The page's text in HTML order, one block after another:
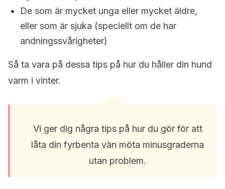
De som är mycket unga eller mycket äldre,
eller som är sjuka (speciellt om de har
andningssvårigheter)
Så ta vara på dessa tips på hur du håller din hund
varm i vinter.
Vi ger dig några tips på hur du gör för att
låta din fyrbenta vän möta minusgraderna
utan problem.